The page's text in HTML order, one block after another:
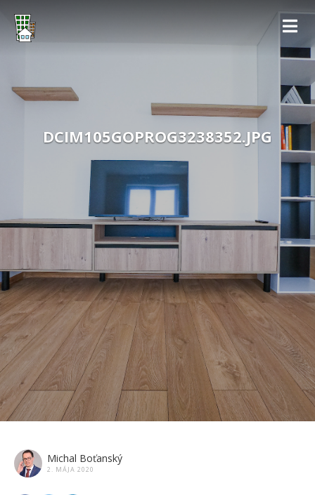
DCIM105GOPROG3238352.JPG
Michal Boťanský
2. MÁJA 2020